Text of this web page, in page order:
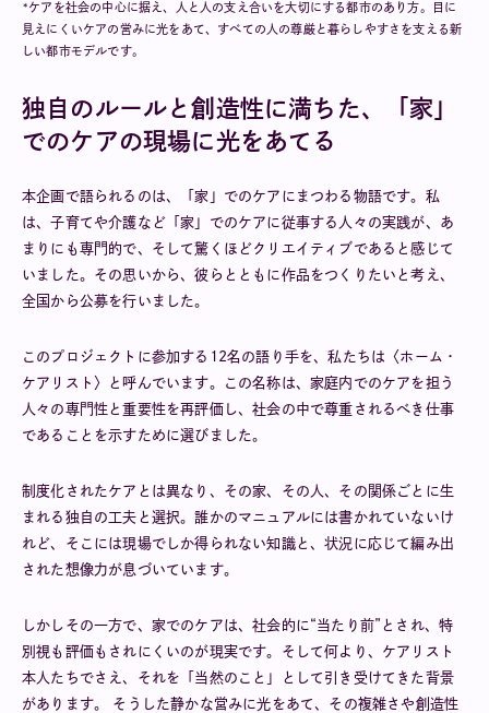
*ケアを社会の中心に据え、人と人の支え合いを大切にする都市のあり方。目に
見えにくいケアの営みに光をあて、すべての人の尊厳と暮らしやすさを支える新
しい都市モデルです。
独自のルールと創造性に満ちた、「家」
でのケアの現場に光をあてる
本企画で語られるのは、「家」でのケアにまつわる物語です。私
は、子育てや介護など「家」でのケアに従事する人々の実践が、あ
まりにも専門的で、そして驚くほどクリエイティブであると感じて
いました。その思いから、彼らとともに作品をつくりたいと考え、
全国から公募を行いました。
このプロジェクトに参加する12名の語り手を、私たちは〈ホーム・
ケアリスト〉と呼んでいます。この名称は、家庭内でのケアを担う
人々の専門性と重要性を再評価し、社会の中で尊重されるべき仕事
であることを示すために選びました。
制度化されたケアとは異なり、その家、その人、その関係ごとに生
まれる独自の工夫と選択。誰かのマニュアルには書かれていないけ
れど、そこには現場でしか得られない知識と、状況に応じて編み出
された想像力が息づいています。
しかしその一方で、家でのケアは、社会的に“当たり前”とされ、特
別視も評価もされにくいのが現実です。そして何より、ケアリスト
本人たちでさえ、それを「当然のこと」として引き受けてきた背景
があります。 そうした静かな営みに光をあて、その複雑さや創造性